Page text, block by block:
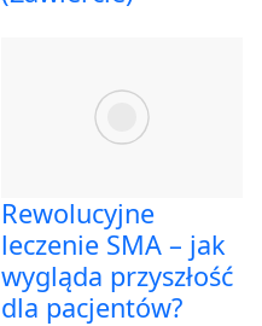
Rewolucyjne
leczenie SMA – jak
wygląda przyszłość
dla pacjentów?